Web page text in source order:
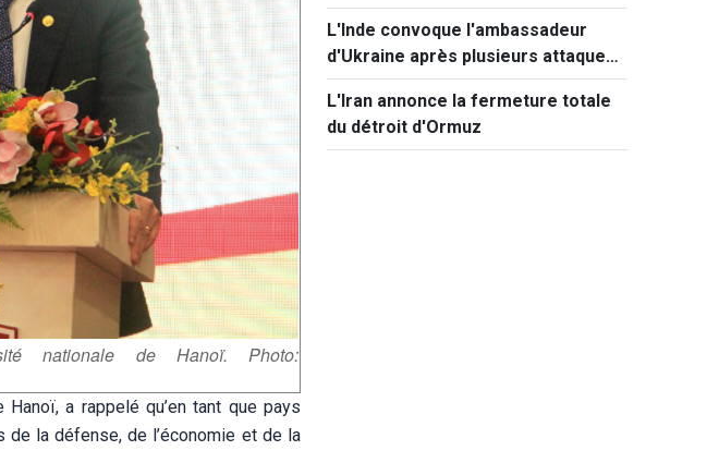
nationale de Hanoï. Photo:
a rappelé qu’en tant que pays
la défense, de l’économie et de la
concrets
L'Inde convoque l'ambassadeur
d'Ukraine après plusieurs attaques
visant des navires marchands en
mer Noire.
L'Iran annonce la fermeture totale
du détroit d'Ormuz